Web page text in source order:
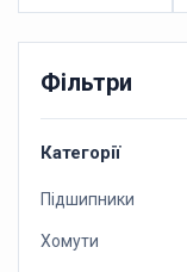
Фільтри
Категорії
Підшипники
Хомути